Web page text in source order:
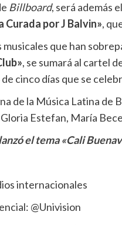
Billboard, será además
Curada por J Balvin»,
que han
, se sumará al cartel
cinco días que se
de la Música Latina
Estefan, María
el tema «Cali
internacionales
@Univision